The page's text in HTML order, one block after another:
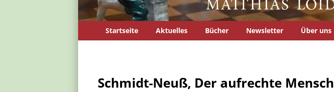
Startseite Aktuelles Bücher Newsletter Über uns
Schmidt-Neuß, Der aufrechte Mensch